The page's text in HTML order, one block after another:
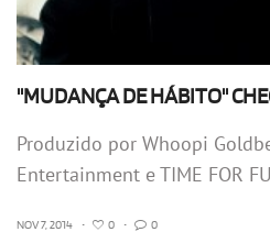
"MUDANÇA DE HÁBITO"
Produzido por Whoopi
Entertainment e TIME FOR
NOV 7, 2014 • 0 • 0